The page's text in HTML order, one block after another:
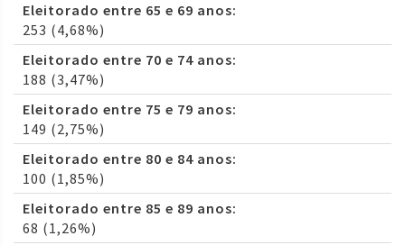
Eleitorado entre 65 e 69 anos:
253 (4,68%)
Eleitorado entre 70 e 74 anos:
188 (3,47%)
Eleitorado entre 75 e 79 anos:
149 (2,75%)
Eleitorado entre 80 e 84 anos:
100 (1,85%)
Eleitorado entre 85 e 89 anos:
68 (1,26%)